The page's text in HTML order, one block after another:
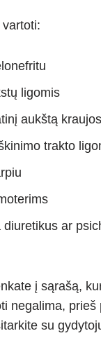
ligomis
aukštą
trakto
ar
į sąrašą,
negalima, prieš
su